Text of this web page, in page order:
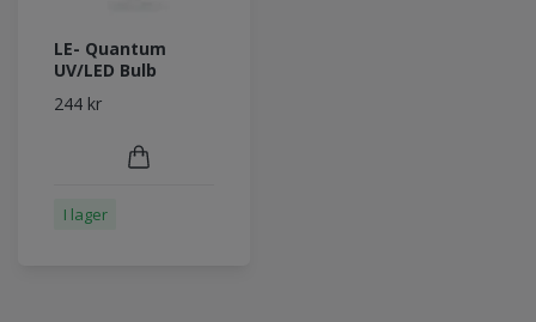
LE- Quantum
UV/LED Bulb
244 kr
I lager